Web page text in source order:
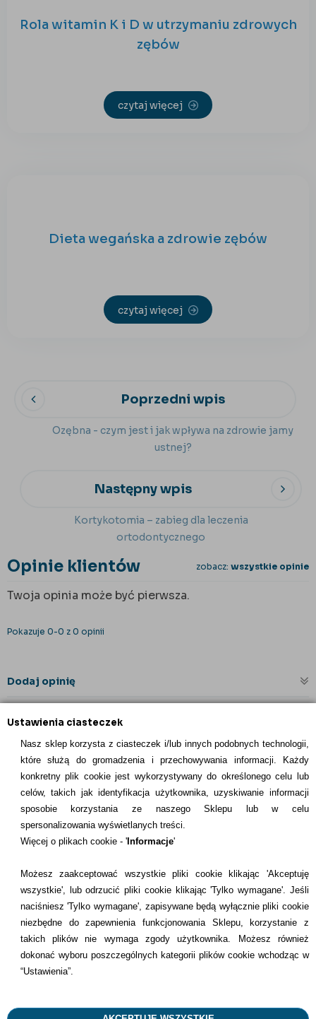
Ustawienia ciasteczek
Nasz sklep korzysta z ciasteczek i/lub innych podobnych technologii,
które służą do gromadzenia i przechowywania informacji. Każdy
konkretny plik cookie jest wykorzystywany do określonego celu lub
celów, takich jak identyfikacja użytkownika, uzyskiwanie informacji
sposobie korzystania ze naszego Sklepu lub w celu
spersonalizowania wyświetlanych treści.
Więcej o plikach cookie - 'Informacje'
Możesz zaakceptować wszystkie pliki cookie klikając 'Akceptuję
wszystkie', lub odrzucić pliki cookie klikając 'Tylko wymagane'. Jeśli
naciśniesz 'Tylko wymagane', zapisywane będą wyłącznie pliki cookie
niezbędne do zapewnienia funkcjonowania Sklepu, korzystanie z
takich plików nie wymaga zgody użytkownika. Możesz również
dokonać wyboru poszczególnych kategorii plików cookie wchodząc w
“Ustawienia”.
Rola witamin K i D w utrzymaniu zdrowych
zębów
czytaj więcej
Dieta wegańska a zdrowie zębów
czytaj więcej
Poprzedni wpis
Ozębna - czym jest i jak wpływa na zdrowie jamy
ustnej?
Następny wpis
Kortykotomia – zabieg dla leczenia
ortodontycznego
Opinie klientów zobacz: wszystkie opinie
Twoja opinia może być pierwsza.
Pokazuje 0-0 z 0 opinii
Dodaj opinię
INFORMACJE KONTAKTOWE
Informacje
Dostawcy
Kontakt
+48 22 113 4446